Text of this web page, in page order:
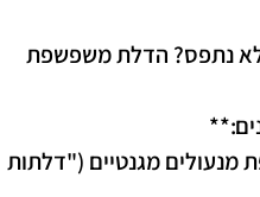
לא נתפס? הדלת משפשפת
מגנטיים ("דלתות